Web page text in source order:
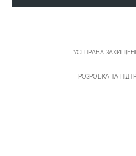
УСІ ПРАВА
РОЗРОБКА ТА